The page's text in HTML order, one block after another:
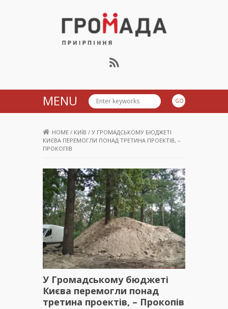
Громада Приірпіння
MENU
HOME / КИЇВ / У ГРОМАДСЬКОМУ БЮДЖЕТІ
КИЄВА ПЕРЕМОГЛИ ПОНАД ТРЕТИНА ПРОЕКТІВ, –
ПРОКОПІВ
У Громадському бюджеті
Києва перемогли понад
третина проектів, – Прокопів